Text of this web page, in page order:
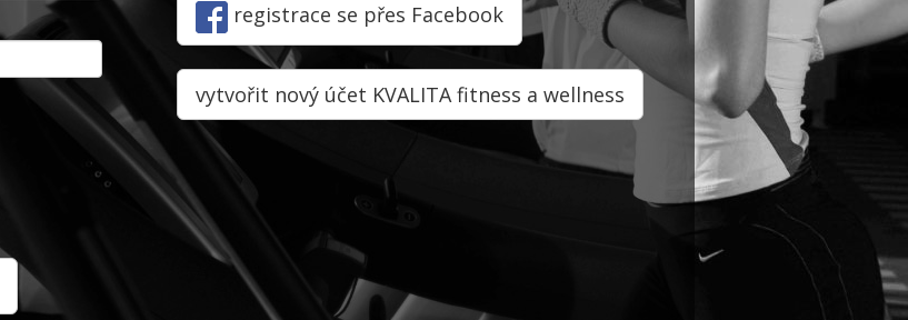
registrace se přes Facebook
vytvořit nový účet KVALITA fitness a wellness